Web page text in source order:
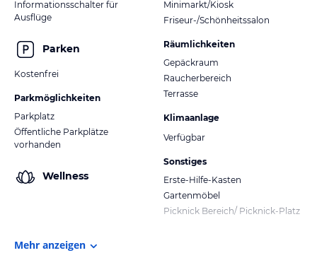
Informationsschalter für
Ausflüge
Parken
Kostenfrei
Parkmöglichkeiten
Parkplatz
Öffentliche Parkplätze
vorhanden
Wellness
Minimarkt/Kiosk
Friseur-/Schönheitssalon
Räumlichkeiten
Gepäckraum
Raucherbereich
Terrasse
Klimaanlage
Verfügbar
Sonstiges
Erste-Hilfe-Kasten
Gartenmöbel
Picknick Bereich/ Picknick-Platz
Mehr anzeigen